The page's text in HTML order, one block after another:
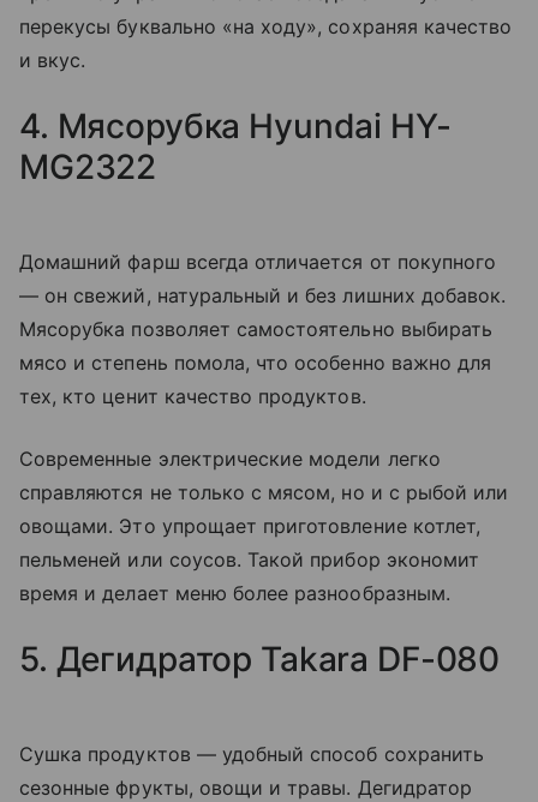
перекусы буквально «на ходу», сохраняя качество
и вкус.
4. Мясорубка Hyundai HY-
MG2322
Домашний фарш всегда отличается от покупного
— он свежий, натуральный и без лишних добавок.
Мясорубка позволяет самостоятельно выбирать
мясо и степень помола, что особенно важно для
тех, кто ценит качество продуктов.
Современные электрические модели легко
справляются не только с мясом, но и с рыбой или
овощами. Это упрощает приготовление котлет,
пельменей или соусов. Такой прибор экономит
время и делает меню более разнообразным.
5. Дегидратор Takara DF-080
Сушка продуктов — удобный способ сохранить
сезонные фрукты, овощи и травы. Дегидратор